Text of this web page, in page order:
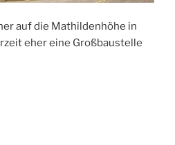
auf die Mathildenhöhe in
eher eine Großbaustelle